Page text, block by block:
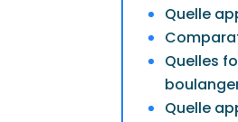
Quelle
Quelles
Quelle